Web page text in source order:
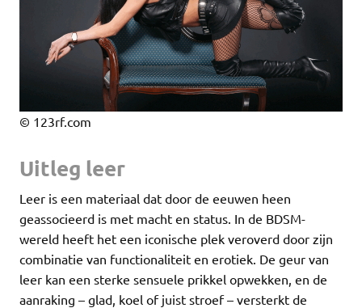
© 123rf.com
Uitleg leer
Leer is een materiaal dat door de eeuwen heen
geassocieerd is met macht en status. In de BDSM-
wereld heeft het een iconische plek veroverd door zijn
combinatie van functionaliteit en erotiek. De geur van
leer kan een sterke sensuele prikkel opwekken, en de
aanraking – glad, koel of juist stroef – versterkt de